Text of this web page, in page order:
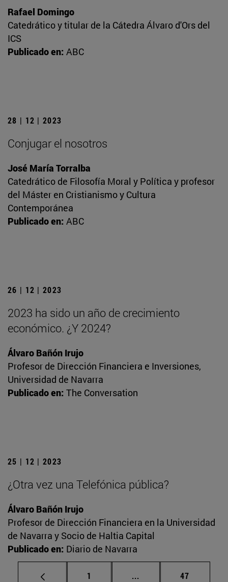
Rafael Domingo
Catedrático y titular de la Cátedra Álvaro d'Ors del
ICS
Publicado en: ABC
28 | 12 | 2023
Conjugar el nosotros
José María Torralba
Catedrático de Filosofía Moral y Política y profesor
del Máster en Cristianismo y Cultura
Contemporánea
Publicado en: ABC
26 | 12 | 2023
2023 ha sido un año de crecimiento
económico. ¿Y 2024?
Álvaro Bañón Irujo
Profesor de Dirección Financiera e Inversiones,
Universidad de Navarra
Publicado en: The Conversation
25 | 12 | 2023
¿Otra vez una Telefónica pública?
Álvaro Bañón Irujo
Profesor de Dirección Financiera en la Universidad
de Navarra y Socio de Haltia Capital
Publicado en: Diario de Navarra
Página
1 ... Páginas intermedias
Página
47